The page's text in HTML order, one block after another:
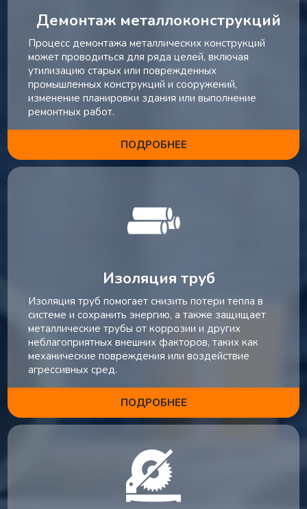
Демонтаж металлоконструкций
Процесс демонтажа металлических конструкций
может проводиться для ряда целей, включая
утилизацию старых или поврежденных
промышленных конструкций и сооружений,
изменение планировки здания или выполнение
ремонтных работ.
ПОДРОБНЕЕ
Изоляция труб
Изоляция труб помогает снизить потери тепла в
системе и сохранить энергию, а также защищает
металлические трубы от коррозии и других
неблагоприятных внешних факторов, таких как
механические повреждения или воздействие
агрессивных сред.
ПОДРОБНЕЕ